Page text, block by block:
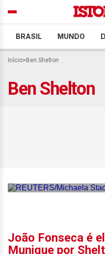
BRASIL MUNDO
Início> Ben Shelton
Ben Shelton
João Fonseca é
Munique por